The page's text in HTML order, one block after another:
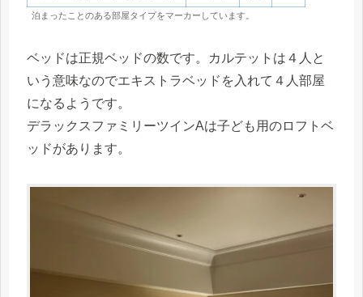
泊まったことのある部屋タイプをマーカーしています。
ベッドは正規ベッドの数です。カルテットは４人と
いう意味なのでエキストラベッドを入れて４人部屋
になるようです。
デラックスファミリーツインAは子ども用のロフトベ
ッドがあります。